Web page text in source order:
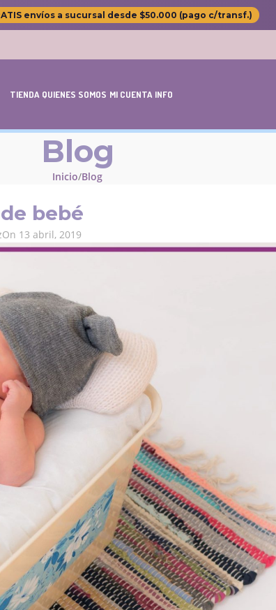
envíos a sucursal desde $50.000 (pago c/transf.)
TIENDA QUIENES SOMOS MI CUENTA INFO
Blog
Inicio Blog
bebé
On 13 abril, 2019